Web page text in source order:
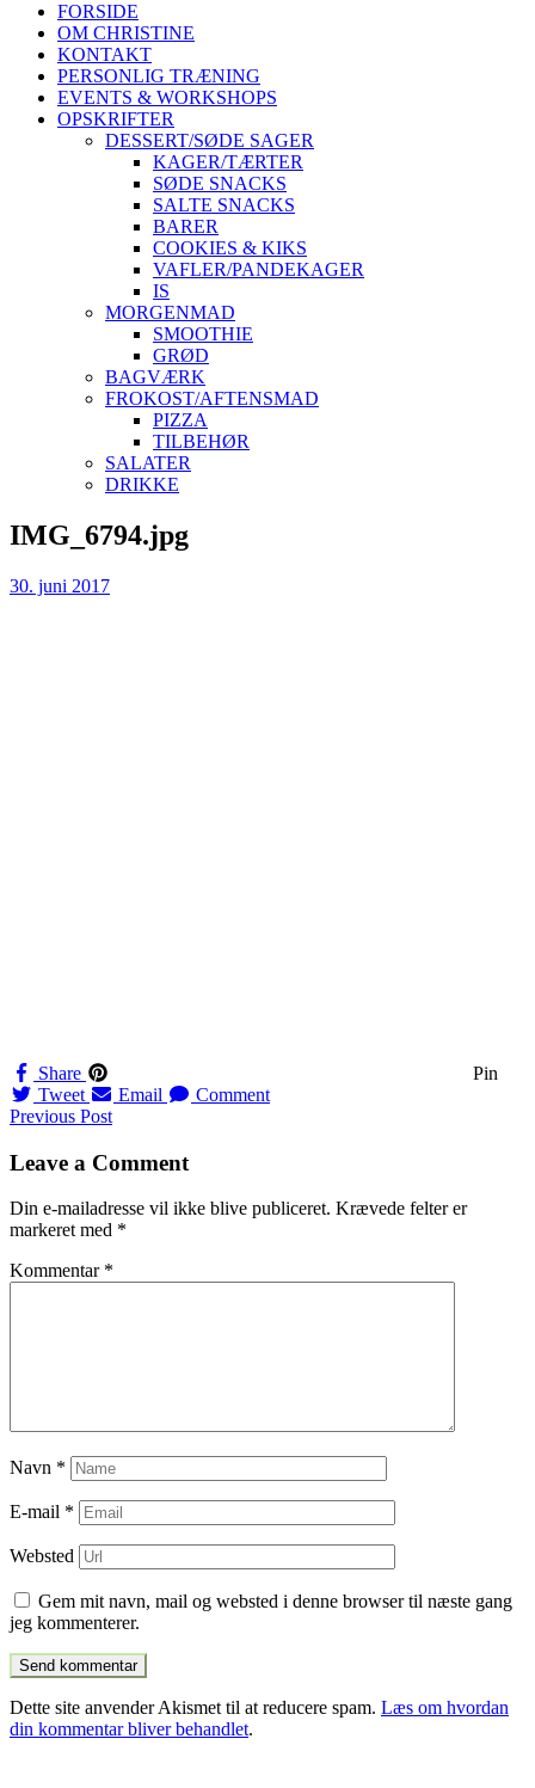
FORSIDE
OM CHRISTINE
KONTAKT
PERSONLIG TRÆNING
EVENTS & WORKSHOPS
OPSKRIFTER
DESSERT/SØDE SAGER
KAGER/TÆRTER
SØDE SNACKS
SALTE SNACKS
BARER
COOKIES & KIKS
VAFLER/PANDEKAGER
IS
MORGENMAD
SMOOTHIE
GRØD
BAGVÆRK
FROKOST/AFTENSMAD
PIZZA
TILBEHØR
SALATER
DRIKKE
Skip
to
IMG_6794.jpg
30. juni 2017
Share
Pin
Tweet
Email Comment
Navigation
til
Previous Post
Leave a Comment
Din e-mailadresse vil ikke blive publiceret. Krævede felter er
markeret med *
Kommentar *
Navn *
E-mail *
Websted
Gem mit navn, mail og websted i denne browser til næste gang
jeg kommenterer.
Dette site anvender Akismet til at reducere spam. Læs om hvordan
din kommentar bliver behandlet.